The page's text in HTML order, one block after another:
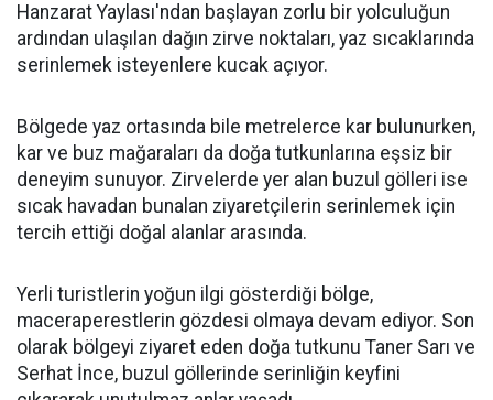
Hanzarat Yaylası'ndan başlayan zorlu bir yolculuğun
ardından ulaşılan dağın zirve noktaları, yaz sıcaklarında
serinlemek isteyenlere kucak açıyor.
Bölgede yaz ortasında bile metrelerce kar bulunurken,
kar ve buz mağaraları da doğa tutkunlarına eşsiz bir
deneyim sunuyor. Zirvelerde yer alan buzul gölleri ise
sıcak havadan bunalan ziyaretçilerin serinlemek için
tercih ettiği doğal alanlar arasında.
Yerli turistlerin yoğun ilgi gösterdiği bölge,
maceraperestlerin gözdesi olmaya devam ediyor. Son
olarak bölgeyi ziyaret eden doğa tutkunu Taner Sarı ve
Serhat İnce, buzul göllerinde serinliğin keyfini